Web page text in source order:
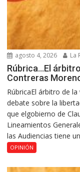
agosto 4, 2026 La
Rúbrica…El
Contreras
RúbricaEl árbitro de
debate sobre la
que elgobierno de
Lineamientos
las Audiencias tiene
OPINIÓN